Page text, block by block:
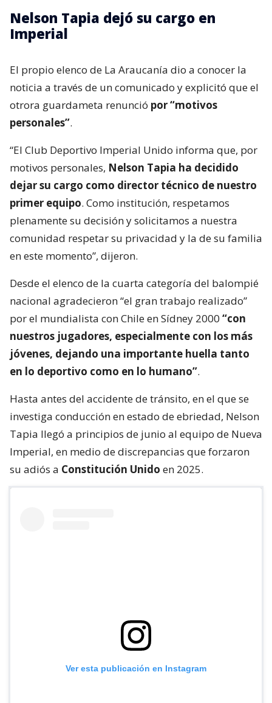
Nelson Tapia dejó su cargo en
Imperial
El propio elenco de La Araucanía dio a conocer la
noticia a través de un comunicado y explicitó que el
otrora guardameta renunció por “motivos
personales”.
“El Club Deportivo Imperial Unido informa que, por
motivos personales, Nelson Tapia ha decidido
dejar su cargo como director técnico de nuestro
primer equipo. Como institución, respetamos
plenamente su decisión y solicitamos a nuestra
comunidad respetar su privacidad y la de su familia
en este momento”, dijeron.
Desde el elenco de la cuarta categoría del balompié
nacional agradecieron “el gran trabajo realizado”
por el mundialista con Chile en Sídney 2000 “con
nuestros jugadores, especialmente con los más
jóvenes, dejando una importante huella tanto
en lo deportivo como en lo humano”.
Hasta antes del accidente de tránsito, en el que se
investiga conducción en estado de ebriedad, Nelson
Tapia llegó a principios de junio al equipo de Nueva
Imperial, en medio de discrepancias que forzaron
su adiós a Constitución Unido en 2025.
Ver esta publicación en Instagram